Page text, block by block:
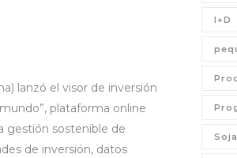
lanzó el visor de inversión
plataforma online
gestión sostenible de
de inversión, datos
I+D
Soja